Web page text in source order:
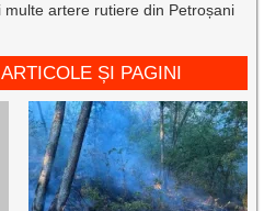
artere rutiere din Petroșani
ȘI PAGINI